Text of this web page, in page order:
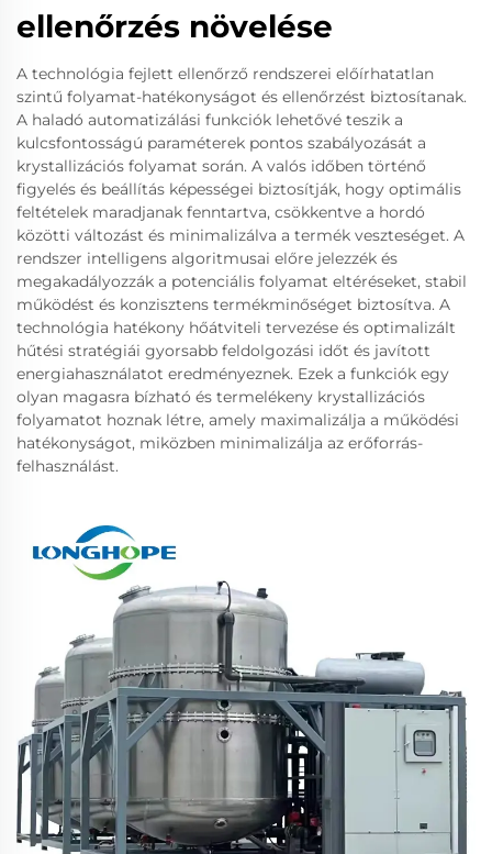
ellenőrzés növelése
A technológia fejlett ellenőrző rendszerei előírhatatlan
szintű folyamat-hatékonyságot és ellenőrzést biztosítanak.
A haladó automatizálási funkciók lehetővé teszik a
kulcsfontosságú paraméterek pontos szabályozását a
krystallizációs folyamat során. A valós időben történő
figyelés és beállítás képességei biztosítják, hogy optimális
feltételek maradjanak fenntartva, csökkentve a hordó
közötti változást és minimalizálva a termék veszteséget. A
rendszer intelligens algoritmusai előre jelezzék és
megakadályozzák a potenciális folyamat eltéréseket, stabil
működést és konzisztens termékminőséget biztosítva. A
technológia hatékony hőátviteli tervezése és optimalizált
hűtési stratégiái gyorsabb feldolgozási időt és javított
energiahasználatot eredményeznek. Ezek a funkciók egy
olyan magasra bízható és termelékeny krystallizációs
folyamatot hoznak létre, amely maximalizálja a működési
hatékonyságot, miközben minimalizálja az erőforrás-
felhasználást.